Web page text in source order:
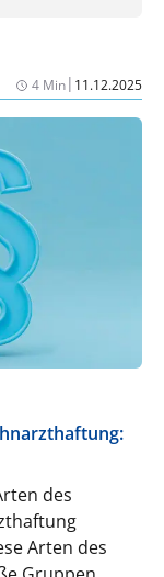
4 Min| 11.12.2025
des
Arten des